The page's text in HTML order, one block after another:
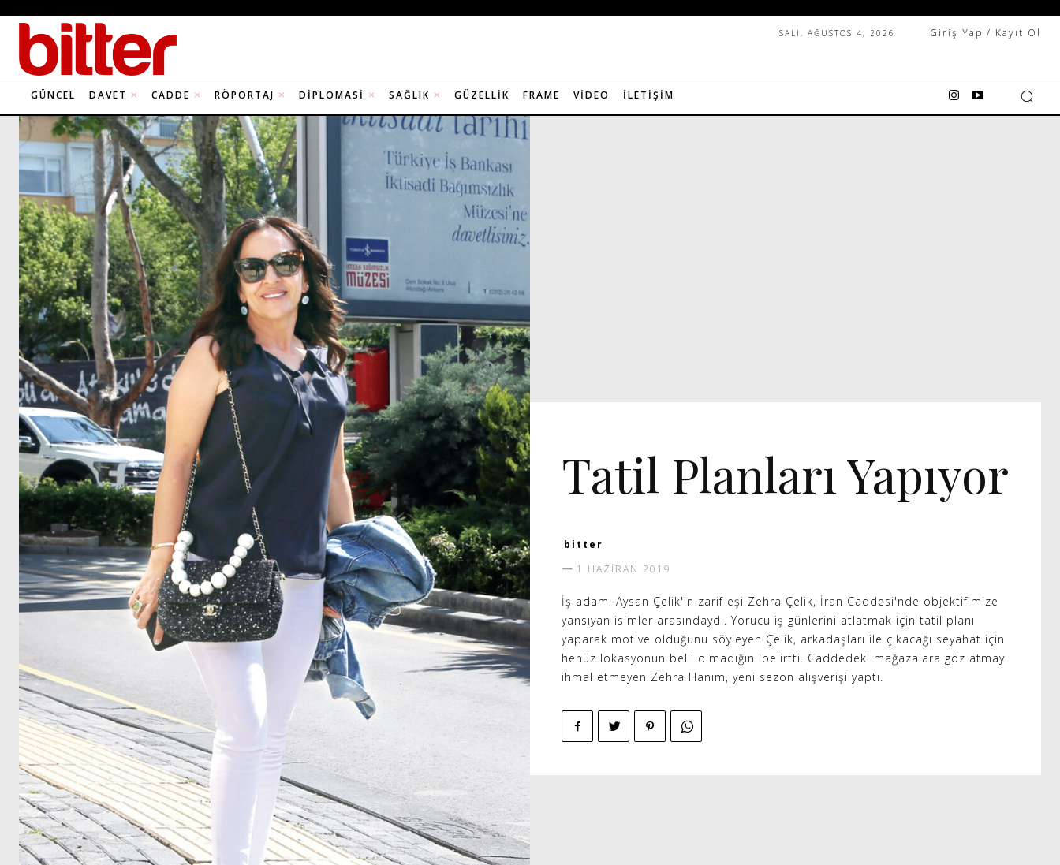
SALI, AĞUSTOS 4, 2026 Giriş Yap / Kayıt Ol
GÜNCEL DAVET CADDE RÖPORTAJ DIPLOMASI SAĞLIK GÜZELLIK FRAME VIDEO İLETIŞIM
Tatil Planları Yapıyor
bitter
1 HAZIRAN 2019
İş adamı Aysan Çelik'in zarif eşi Zehra Çelik, İran Caddesi'nde objektifimize
yansıyan isimler arasındaydı. Yorucu iş günlerini atlatmak için tatil planı
yaparak motive olduğunu söyleyen Çelik, arkadaşları ile çıkacağı seyahat için
henüz lokasyonun belli olmadığını belirtti. Caddedeki mağazalara göz atmayı
ihmal etmeyen Zehra Hanım, yeni sezon alışverişi yaptı.